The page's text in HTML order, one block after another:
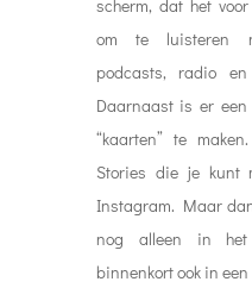
scherm, dat het
om te luisteren
podcasts, radio
Daarnaast is er een
“kaarten” te
Stories die je kunt
Instagram. Maar
nog alleen in
binnenkort ook in